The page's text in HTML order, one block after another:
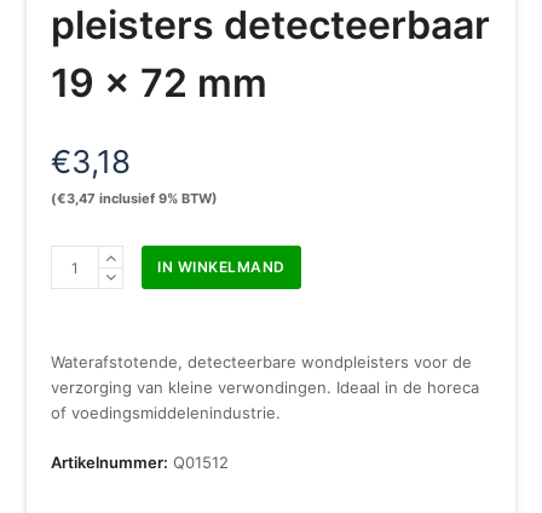
pleisters detecteerbaar
19 x 72 mm
€3,18
(€3,47 inclusief 9% BTW)
QuickPlast
WaterResistant
19
x
72
aantal
IN WINKELMAND
Waterafstotende, detecteerbare wondpleisters voor de
verzorging van kleine verwondingen. Ideaal in de horeca
of voedingsmiddelenindustrie.
Artikelnummer: Q01512